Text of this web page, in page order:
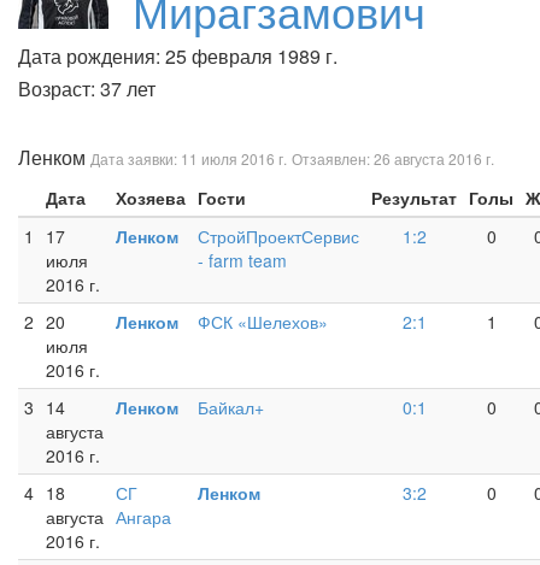
Дата рождения: 25 февраля 1989 г.
Возраст: 37 лет
Ленком Дата заявки: 11 июля 2016 г. Отзаявлен: 26 августа 2016 г.
Дата Хозяева Гости Результат Голы
1
17
июля
2016 г.
Ленком
СтройПроектСервис
- farm team
1:2 0
2 20
июля
2016 г.
Ленком ФСК «Шелехов» 2:1 1
3 14
августа
2016 г.
Ленком Байкал+ 0:1 0
4 18
августа
2016 г.
СГ
Ангара
Ленком 3:2 0